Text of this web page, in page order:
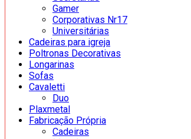
Gamer
Corporativas Nr17
Universitárias
Cadeiras para igreja
Poltronas Decorativas
Longarinas
Sofas
Cavaletti
Duo
Plaxmetal
Fabricação Própria
Cadeiras